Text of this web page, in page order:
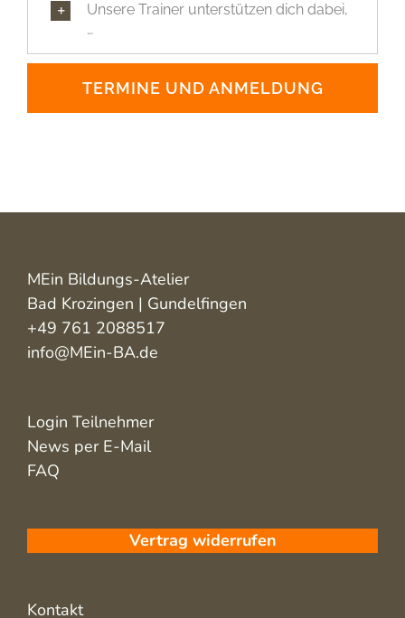
Unsere Trainer unterstützen dich dabei,
…
TERMINE UND ANMELDUNG
MEin Bildungs-Atelier
Bad Krozingen | Gundelfingen
+49 761 2088517
info@MEin-BA.de
Login Teilnehmer
News per E-Mail
FAQ
Vertrag widerrufen
Kontakt